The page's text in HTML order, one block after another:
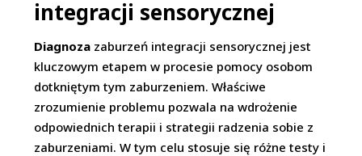
integracji sensorycznej
Diagnoza zaburzeń integracji sensorycznej jest
kluczowym etapem w procesie pomocy osobom
dotkniętym tym zaburzeniem. Właściwe
zrozumienie problemu pozwala na wdrożenie
odpowiednich terapii i strategii radzenia sobie z
zaburzeniami. W tym celu stosuje się różne testy i